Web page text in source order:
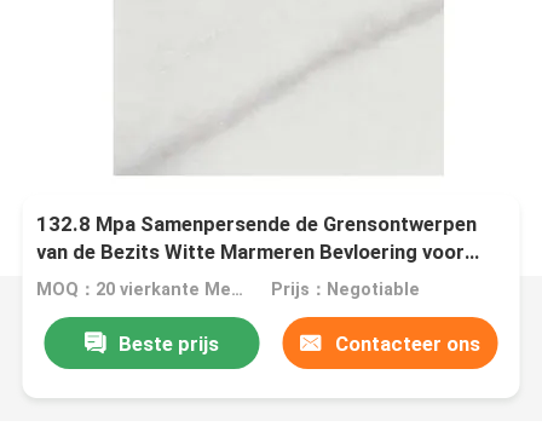
132.8 Mpa Samenpersende de Grensontwerpen
van de Bezits Witte Marmeren Bevloering voor
Open haard
MOQ：20 vierkante Meter/Vierkant Prijs：Negotiable
Beste prijs Contacteer ons